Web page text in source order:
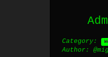
Category:
Author: